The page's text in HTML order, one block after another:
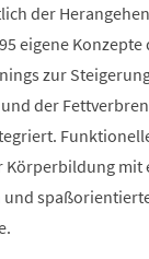
der
eigene
zur
der
Körperbildung
und